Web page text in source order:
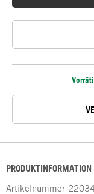
PRODUKTINFORMATION
Artikelnummer